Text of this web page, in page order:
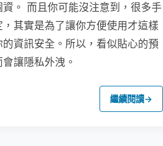
。 而且你可能沒注意到，很多手
其實是為了讓你方便使用才這樣
資訊安全。所以，看似貼心的預
讓隱私外洩。
繼續閱讀→